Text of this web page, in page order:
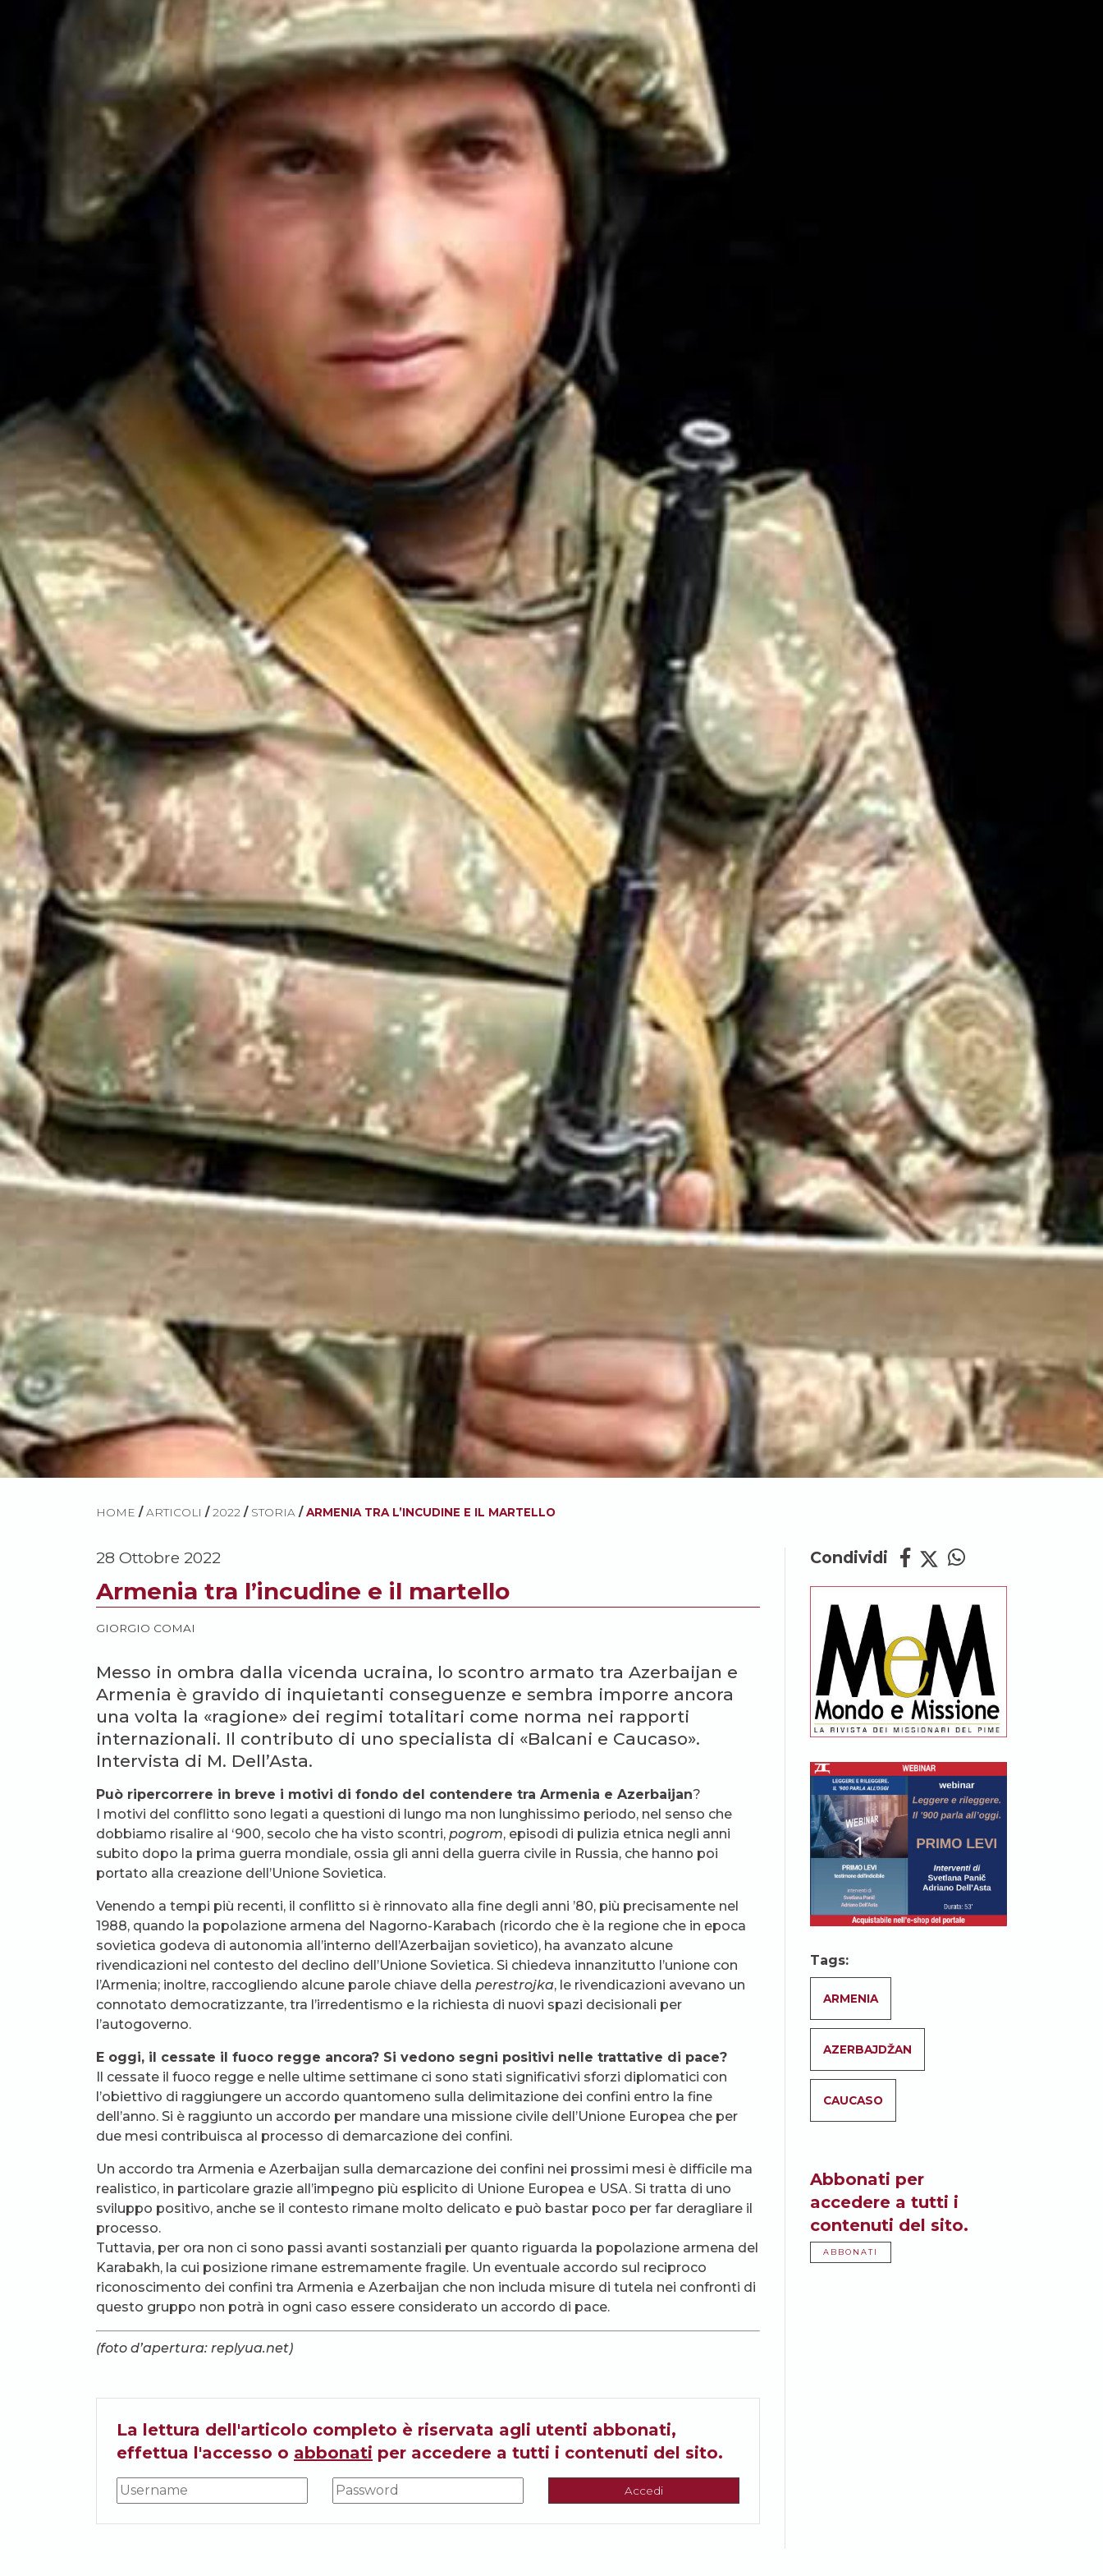
HOME / ARTICOLI / 2022 / STORIA / ARMENIA TRA L’INCUDINE E IL MARTELLO
28 Ottobre 2022
Armenia tra l’incudine e il martello
GIORGIO COMAI
Messo in ombra dalla vicenda ucraina, lo scontro armato tra Azerbaijan e
Armenia è gravido di inquietanti conseguenze e sembra imporre ancora
una volta la «ragione» dei regimi totalitari come norma nei rapporti
internazionali. Il contributo di uno specialista di «Balcani e Caucaso».
Intervista di M. Dell’Asta.
Può ripercorrere in breve i motivi di fondo del contendere tra Armenia e Azerbaijan?
I motivi del conflitto sono legati a questioni di lungo ma non lunghissimo periodo, nel senso che
dobbiamo risalire al ‘900, secolo che ha visto scontri, pogrom, episodi di pulizia etnica negli anni
subito dopo la prima guerra mondiale, ossia gli anni della guerra civile in Russia, che hanno poi
portato alla creazione dell’Unione Sovietica.
Venendo a tempi più recenti, il conflitto si è rinnovato alla fine degli anni ’80, più precisamente nel
1988, quando la popolazione armena del Nagorno-Karabach (ricordo che è la regione che in epoca
sovietica godeva di autonomia all’interno dell’Azerbaijan sovietico), ha avanzato alcune
rivendicazioni nel contesto del declino dell’Unione Sovietica. Si chiedeva innanzitutto l’unione con
l’Armenia; inoltre, raccogliendo alcune parole chiave della perestrojka, le rivendicazioni avevano un
connotato democratizzante, tra l’irredentismo e la richiesta di nuovi spazi decisionali per
l’autogoverno.
E oggi, il cessate il fuoco regge ancora? Si vedono segni positivi nelle trattative di pace?
Il cessate il fuoco regge e nelle ultime settimane ci sono stati significativi sforzi diplomatici con
l’obiettivo di raggiungere un accordo quantomeno sulla delimitazione dei confini entro la fine
dell’anno. Si è raggiunto un accordo per mandare una missione civile dell’Unione Europea che per
due mesi contribuisca al processo di demarcazione dei confini.
Un accordo tra Armenia e Azerbaijan sulla demarcazione dei confini nei prossimi mesi è difficile ma
realistico, in particolare grazie all’impegno più esplicito di Unione Europea e USA. Si tratta di uno
sviluppo positivo, anche se il contesto rimane molto delicato e può bastar poco per far deragliare il
processo.
Tuttavia, per ora non ci sono passi avanti sostanziali per quanto riguarda la popolazione armena del
Karabakh, la cui posizione rimane estremamente fragile. Un eventuale accordo sul reciproco
riconoscimento dei confini tra Armenia e Azerbaijan che non includa misure di tutela nei confronti di
questo gruppo non potrà in ogni caso essere considerato un accordo di pace.
(foto d’apertura: replyua.net)
La lettura dell'articolo completo è riservata agli utenti abbonati,
effettua l'accesso o abbonati per accedere a tutti i contenuti del sito.
Accedi
Condividi
Tags:
ARMENIA
AZERBAJDŽAN
CAUCASO
Abbonati per
accedere a tutti i
contenuti del sito.
ABBONATI